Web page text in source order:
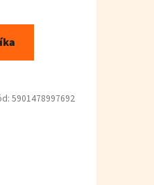
5901478997692